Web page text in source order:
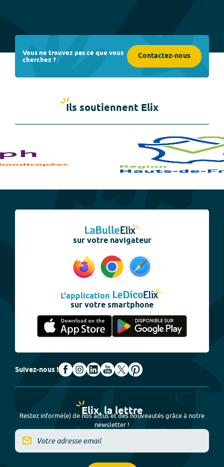
Vous ne trouvez pas ce que vous
cherchez ? Contactez-nous
Ils soutiennent Elix
sur votre navigateur
L'application
sur votre smartphone
Suivez-nous !
Elix, la lettre
Restez informé(e) de nos actus et des nouveautés grâce à notre
newsletter !